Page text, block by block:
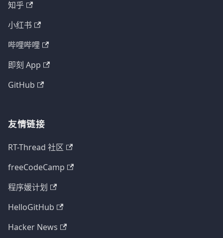
知乎
小红书
哔哩哔哩
即刻 App
GitHub
友情链接
RT-Thread 社区
freeCodeCamp
程序媛计划
HelloGitHub
Hacker News